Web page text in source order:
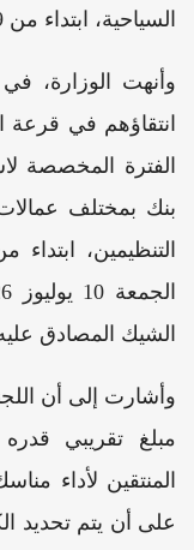
السياحية، ابتداء من 29 يونيو إلى غاية 10 يوليوز 2026.
وأنهت الوزارة،
الفترة المخصصة
بنك بمختلف عمالات
الشيك المصادق عليه
وأشارت إلى أن
المنتقين لأداء
على أن يتم تحديد